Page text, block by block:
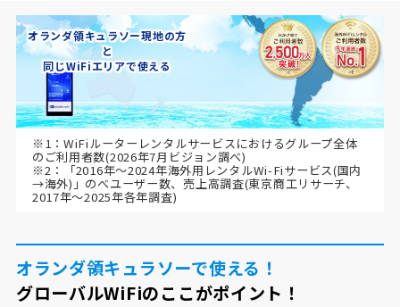
オランダ領キュラソー現地の方
と
同じWiFiエリアで使える
※1：WiFiルーターレンタルサービスにおけるグループ全体
のご利用者数(2026年7月ビジョン調べ)
※2：「2016年～2024年海外用レンタルWi-Fiサービス(国内
→海外)」のべユーザー数、売上高調査(東京商工リサーチ、
2017年～2025年各年調査)
オランダ領キュラソーで使える！
グローバルWiFiのここがポイント！